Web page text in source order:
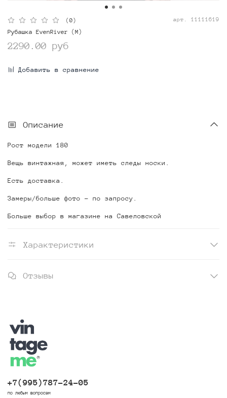
(0) арт. 11111619
Рубашка EvenRiver (M)
2290.00 руб
Добавить в сравнение
Описание
Рост модели 180
Вещь винтажная, может иметь следы носки.
Есть доставка.
Замеры/больше фото - по запросу.
Больше выбор в магазине на Савеловской
Характеристики
Отзывы
+7(995)787-24-05
по любым вопросам